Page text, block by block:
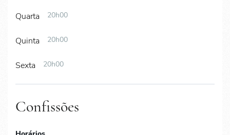
Quarta 20h00
Quinta 20h00
Sexta 20h00
Confissões